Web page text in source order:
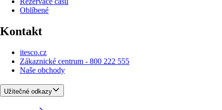
Oblíbené
Kontakt
itesco.cz
Zákaznické centrum - 800 222 555
Naše obchody
Užitečné odkazy